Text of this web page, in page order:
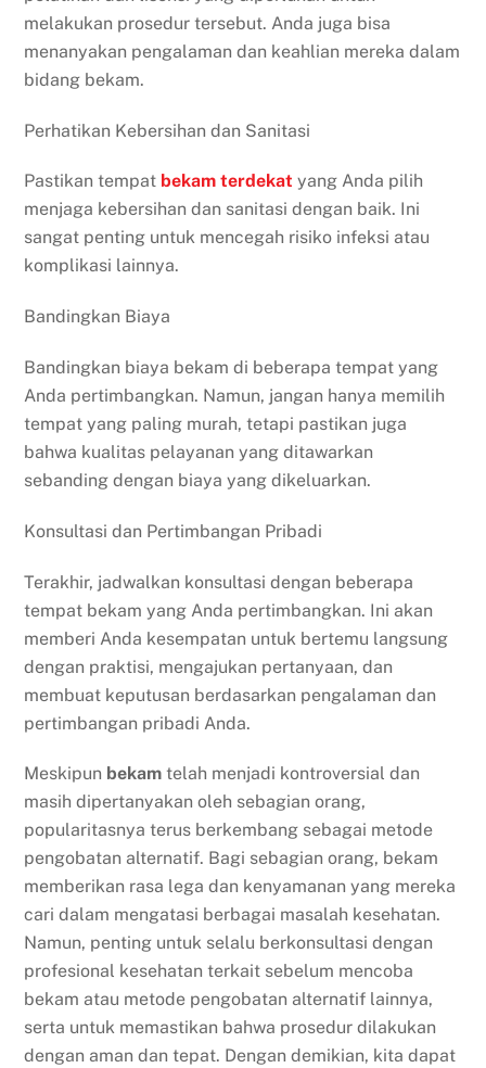
melakukan prosedur tersebut. Anda juga bisa
menanyakan pengalaman dan keahlian mereka dalam
bidang bekam.
Perhatikan Kebersihan dan Sanitasi
Pastikan tempat bekamterdekat yang Anda pilih
menjaga kebersihan dan sanitasi dengan baik. Ini
sangat penting untuk mencegah risiko infeksi atau
komplikasi lainnya.
Bandingkan Biaya
Bandingkan biaya bekam di beberapa tempat yang
Anda pertimbangkan. Namun, jangan hanya memilih
tempat yang paling murah, tetapi pastikan juga
bahwa kualitas pelayanan yang ditawarkan
sebanding dengan biaya yang dikeluarkan.
Konsultasi dan Pertimbangan Pribadi
Terakhir, jadwalkan konsultasi dengan beberapa
tempat bekam yang Anda pertimbangkan. Ini akan
memberi Anda kesempatan untuk bertemu langsung
dengan praktisi, mengajukan pertanyaan, dan
membuat keputusan berdasarkan pengalaman dan
pertimbangan pribadi Anda.
Meskipun bekam telah menjadi kontroversial dan
masih dipertanyakan oleh sebagian orang,
popularitasnya terus berkembang sebagai metode
pengobatan alternatif. Bagi sebagian orang, bekam
memberikan rasa lega dan kenyamanan yang mereka
cari dalam mengatasi berbagai masalah kesehatan.
Namun, penting untuk selalu berkonsultasi dengan
profesional kesehatan terkait sebelum mencoba
bekam atau metode pengobatan alternatif lainnya,
serta untuk memastikan bahwa prosedur dilakukan
dengan aman dan tepat. Dengan demikian, kita dapat